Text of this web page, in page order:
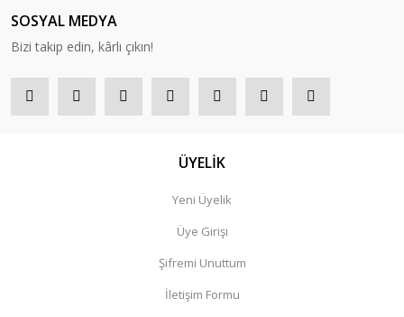
SOSYAL MEDYA
Bizi takip edin, kârlı çıkın!
ÜYELİK
Yeni Üyelik
Üye Girişi
Şifremi Unuttum
İletişim Formu